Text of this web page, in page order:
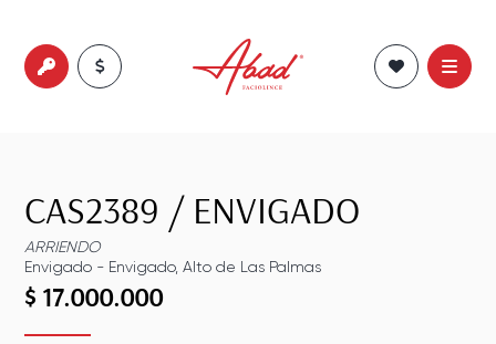
CAS2389 / ENVIGADO
ARRIENDO
Envigado - Envigado,Alto de Las Palmas
$ 17.000.000